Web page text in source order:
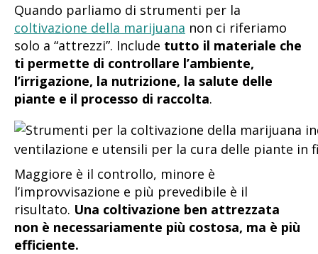
Quando parliamo di strumenti per la
coltivazione della marijuana non ci riferiamo
solo a “attrezzi”. Include tutto il materiale che
ti permette di controllare l’ambiente,
l’irrigazione, la nutrizione, la salute delle
piante e il processo di raccolta.
Maggiore è il controllo, minore è
l’improvvisazione e più prevedibile è il
risultato. Una coltivazione ben attrezzata
non è necessariamente più costosa, ma è più
efficiente.